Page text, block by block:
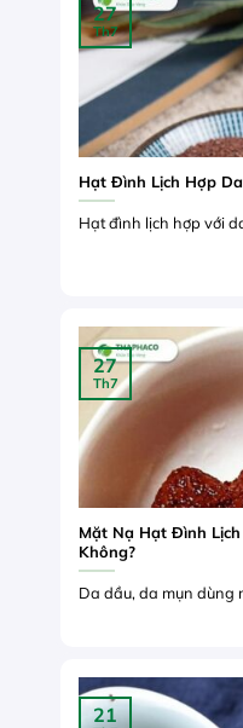
Hạt Đình Lịch Hợp
Hạt đình lịch hợp với
27
Th7
Mặt Nạ Hạt Đình
Không?
Da dầu, da mụn dùng
27
Th7
21